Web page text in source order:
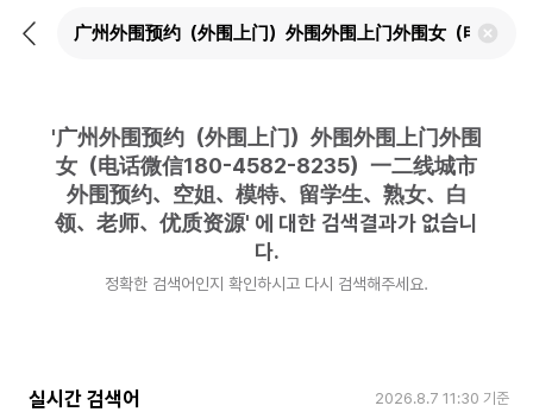
뒤
검
'广州外围预约（外围上门）外围外围上门外围
女（电话微信180-4582-8235）一二线城市
外围预约、空姐、模特、留学生、熟女、白
领、老师、优质资源' 에 대한 검색결과가 없습니
다.
정확한 검색어인지 확인하시고 다시 검색해주세요.
실시간 검색어 2026.8.7 11:30 기준